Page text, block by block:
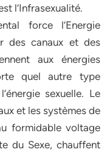
l’Infrasexualité.
force l’Energie
des canaux et des
aux énergies
quel autre type
sexuelle. Le
et les systèmes de
formidable voltage
du Sexe, chauffent